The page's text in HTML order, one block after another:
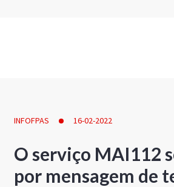
INFOFPAS 16-02-2022
O serviço MAI112
por mensagem de